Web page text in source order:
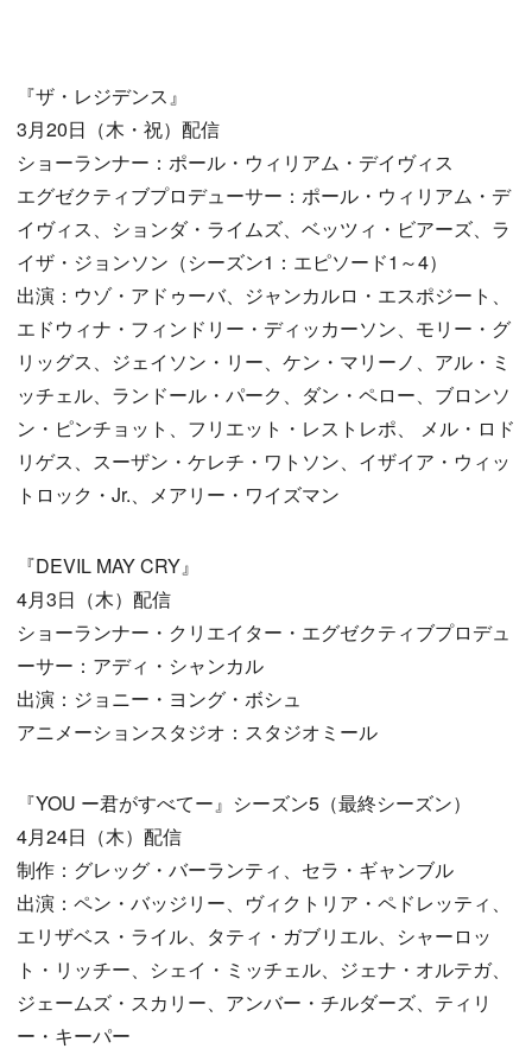
『ザ・レジデンス』
3月20日（木・祝）配信
ショーランナー：ポール・ウィリアム・デイヴィス
エグゼクティブプロデューサー：ポール・ウィリアム・デ
イヴィス、ションダ・ライムズ、ベッツィ・ビアーズ、ラ
イザ・ジョンソン（シーズン1：エピソード1～4）
出演：ウゾ・アドゥーバ、ジャンカルロ・エスポジート、
エドウィナ・フィンドリー・ディッカーソン、モリー・グ
リッグス、ジェイソン・リー、ケン・マリーノ、アル・ミ
ッチェル、ランドール・パーク、ダン・ペロー、ブロンソ
ン・ピンチョット、フリエット・レストレポ、 メル・ロド
リゲス、スーザン・ケレチ・ワトソン、イザイア・ウィッ
トロック・Jr.、メアリー・ワイズマン
『DEVIL MAY CRY』
4月3日（木）配信
ショーランナー・クリエイター・エグゼクティブプロデュ
ーサー：アディ・シャンカル
出演：ジョニー・ヨング・ボシュ
アニメーションスタジオ：スタジオミール
『YOU ー君がすべてー』シーズン5（最終シーズン）
4月24日（木）配信
制作：グレッグ・バーランティ、セラ・ギャンブル
出演：ペン・バッジリー、ヴィクトリア・ペドレッティ、
エリザベス・ライル、タティ・ガブリエル、シャーロッ
ト・リッチー、シェイ・ミッチェル、ジェナ・オルテガ、
ジェームズ・スカリー、アンバー・チルダーズ、ティリ
ー・キーパー